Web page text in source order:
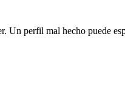
Un perfil mal hecho puede